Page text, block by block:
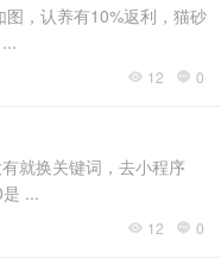
，认养有10%返利，猫砂
 12  0
就换关键词，去小程序
...
 12  0